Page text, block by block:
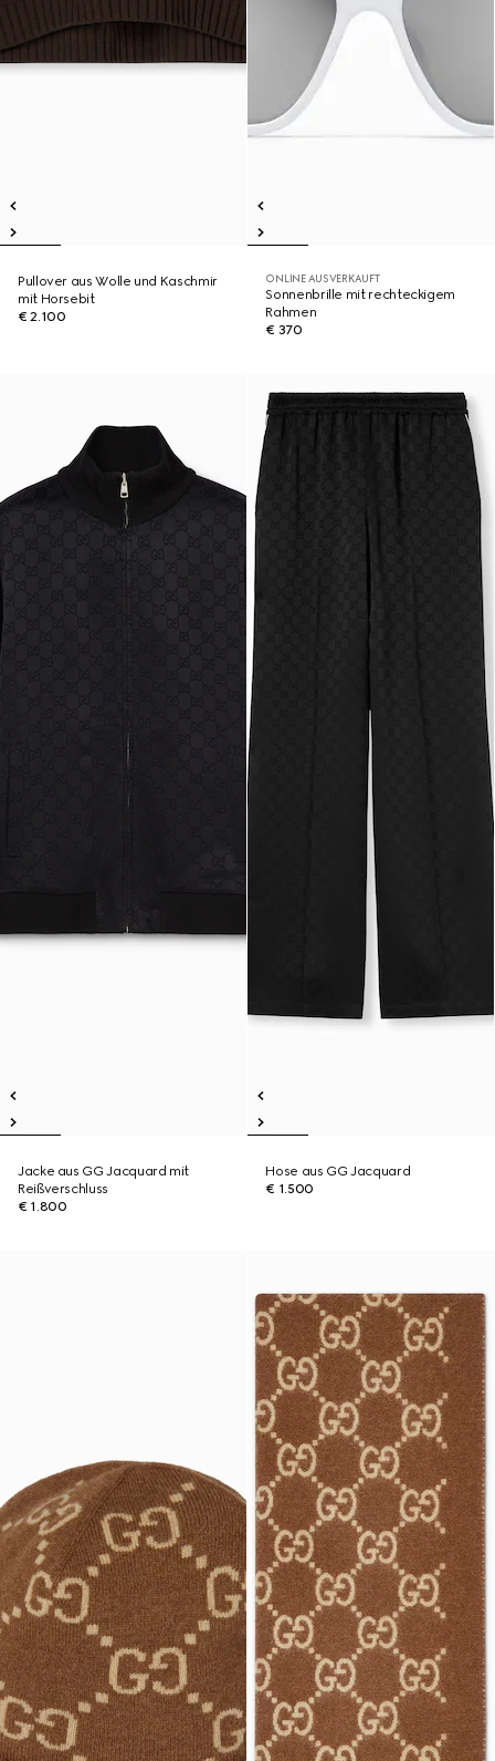
Pullover aus Wolle und Kaschmir
mit Horsebit
€ 2.100
ONLINE AUSVERKAUFT
Sonnenbrille mit rechteckigem
Rahmen
€ 370
Jacke aus GG Jacquard mit
Reißverschluss
€ 1.800
Hose aus GG Jacquard
€ 1.500